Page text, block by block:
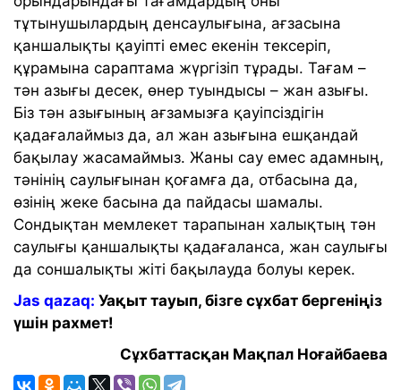
тұтынушылардың денсаулығына, ағзасына
қаншалықты қауіпті емес екенін тексеріп,
құрамына сараптама жүргізіп тұрады. Тағам –
тән азығы десек, өнер туындысы – жан азығы.
Біз тән азығының ағзамызға қауіпсіздігін
қадағалаймыз да, ал жан азығына ешқандай
бақылау жасамаймыз. Жаны сау емес адамның,
тәнінің саулығынан қоғамға да, отбасына да,
өзінің жеке басына да пайдасы шамалы.
Сондықтан мемлекет тарапынан халықтың тән
саулығы қаншалықты қадағаланса, жан саулығы
да соншалықты жіті бақылауда болуы керек.
Jas qazaq: Уақыт тауып, бізге сұхбат бергеніңіз
үшін рахмет!
Сұхбаттасқан Мақпал Ноғайбаева